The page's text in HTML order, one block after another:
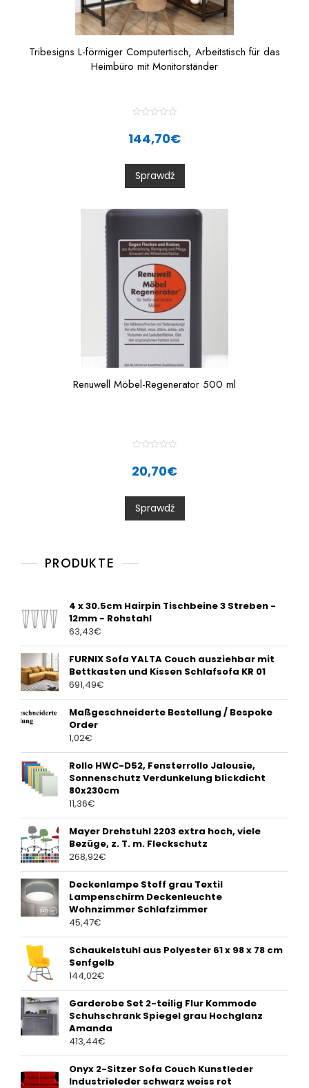
Tribesigns L-förmiger Computertisch, Arbeitstisch für das
Heimbüro mit Monitorständer
t
0
o
u
t
5
144,70€
Sprawdź
Renuwell Möbel-Regenerator 500 ml
t
0
o
u
t
20,70€
Sprawdź
PRODUKTE
4 x 30.5cm Hairpin Tischbeine 3 Streben -
12mm - Rohstahl
63,43€
FURNIX Sofa YALTA Couch ausziehbar mit
Bettkasten und Kissen Schlafsofa KR 01
691,49€
Maßgeschneiderte Bestellung / Bespoke
Order
1,02€
Rollo HWC-D52, Fensterrollo Jalousie,
Sonnenschutz Verdunkelung blickdicht
80x230cm
11,36€
Mayer Drehstuhl 2203 extra hoch, viele
Bezüge, z. T. m. Fleckschutz
268,92€
Deckenlampe Stoff grau Textil
Lampenschirm Deckenleuchte
Wohnzimmer Schlafzimmer
45,47€
Schaukelstuhl aus Polyester 61 x 98 x 78 cm
Senfgelb
144,02€
Garderobe Set 2-teilig Flur Kommode
Schuhschrank Spiegel grau Hochglanz
Amanda
413,44€
Onyx 2-Sitzer Sofa Couch Kunstleder
Industrieleder schwarz weiss rot